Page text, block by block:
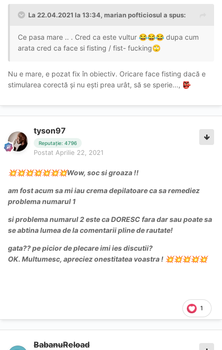
La 22.04.2021 la 13:34, marian pofticiosul a spus:
Ce pasa mare .. . Cred ca este vultur 😂😂😂 dupa cum
arata cred ca face si fisting / fist- fucking🙄
Nu e mare, e pozat fix în obiectiv. Oricare face fisting dacă e
stimularea corectă și nu ești prea urât, să se sperie..., 👺
tyson97
Reputație: 4796
Postat Aprilie 22, 2021
💥💥💥💥💥💥💥Wow, soc si groaza !!
am fost acum sa mi iau crema depilatoare ca sa remediez
problema numarul 1
si problema numarul 2 este ca DORESC fara dar sau poate sa
se abtina lumea de la comentarii pline de rautate!
gata?? pe picior de plecare imi ies discutii?
OK. Multumesc, apreciez onestitatea voastra ! 💥💥💥💥💥
1
BabanuReload